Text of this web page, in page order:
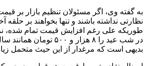
به گفته وی، اگر مسئولان تنظیم بازار بر
نظارتی نداشته باشند و تنها بخواهند بر حلقه
طوریکه علی رغم افزایش قیمت تمام شده،
در شب عید را ۸ هزار و ۵۰۰
بدیهی است که مرغدار از این حیث متحمل